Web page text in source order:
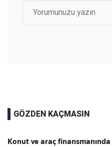
GÖZDEN KAÇMASIN
Konut ve araç